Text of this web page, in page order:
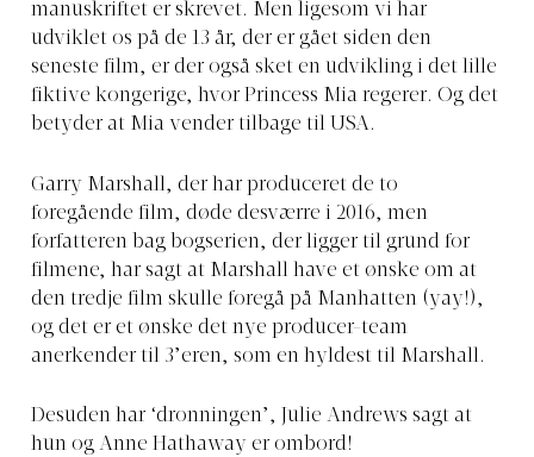
manuskriftet er skrevet. Men ligesom vi har
udviklet os på de 13 år, der er gået siden den
seneste film, er der også sket en udvikling i det lille
fiktive kongerige, hvor Princess Mia regerer. Og det
betyder at Mia vender tilbage til USA.
Garry Marshall, der har produceret de to
foregående film, døde desværre i 2016, men
forfatteren bag bogserien, der ligger til grund for
filmene, har sagt at Marshall have et ønske om at
den tredje film skulle foregå på Manhatten (yay!),
og det er et ønske det nye producer-team
anerkender til 3’eren, som en hyldest til Marshall.
Desuden har ‘dronningen’, Julie Andrews sagt at
hun og Anne Hathaway er ombord!